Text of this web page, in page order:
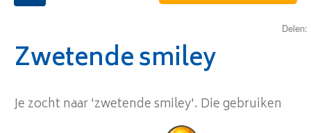
Delen:
Zwetende smiley
Je zocht naar 'zwetende smiley'. Die gebruiken